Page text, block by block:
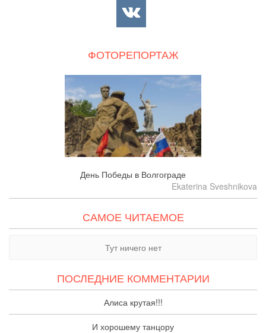
ФОТОРЕПОРТАЖ
День Победы в Волгограде
Ekaterina Sveshnikova
САМОЕ ЧИТАЕМОЕ
Тут ничего нет
ПОСЛЕДНИЕ КОММЕНТАРИИ
Алиса крутая!!!
И хорошему танцору